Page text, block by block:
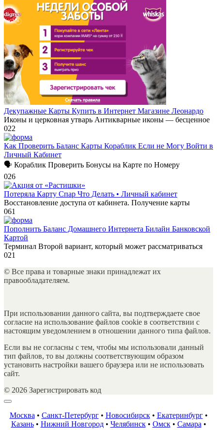
Декупажные Карты Купить в Интернет Магазине Леонардо
Иконы и церковная утварь Антикварные иконы — бесценное
022
Как Проверить Баланс Карты Кораблик Если не Могу Войти в
Личный Кабинет
🗣 Кораблик Проверить Бонусы на Карте по Номеру
026
Потеряла Карту Спар Что Делать • Личный кабинет
Восстановление доступа от кабинета. Получение карты
061
Пополнить Баланс Домашнего Интернета Билайн Банковской
Картой
Терминал Второй вариант, который может рассматриваться
021
© Все права и товарные знаки принадлежат их
правообладателяем.
При использовании данного сайта, вы подтверждаете свое
согласие на использование файлов cookie в соответствии с
настоящим уведомлением в отношении данного типа файлов.
Если вы не согласны с тем, чтобы мы использовали данный
тип файлов, то вы должны соответствующим образом
установить настройки вашего браузера или не использовать
сайт.
© 2026 Зарегистрировать код
Москва• Санкт-Петербург• Новосибирск• Екатеринбург•
Казань• Нижний Новгород• Челябинск• Омск• Самара•